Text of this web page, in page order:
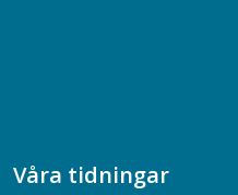
Våra tidningar